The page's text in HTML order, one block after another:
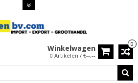
0
Winkelwagen
0 Artikelen / €--,--